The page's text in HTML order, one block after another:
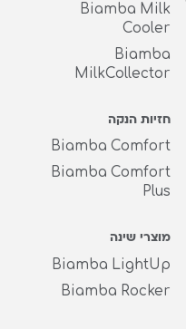
Biamba Milk
Cooler
Biamba
MilkCollector
חזיות הנקה
Biamba Comfort
Biamba Comfort
Plus
מוצרי שינה
Biamba LightUp
Biamba Rocker